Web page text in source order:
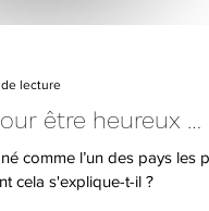
être heureux …
comme l’un des pays les
cela s'explique-t-il ?
lecture